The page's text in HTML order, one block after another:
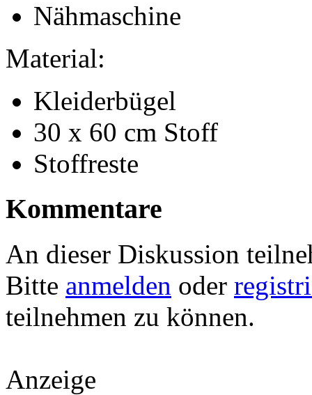
Nähmaschine
Material:
Kleiderbügel
30 x 60 cm Stoff
Stoffreste
Kommentare
An dieser Diskussion
Bitte anmelden oder
teilnehmen zu können.
Anzeige